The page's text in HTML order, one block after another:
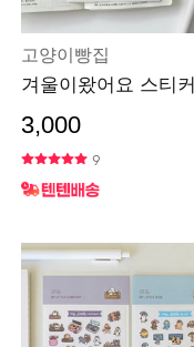
고양이빵집
겨울이왔어요 스티커
3,000
9